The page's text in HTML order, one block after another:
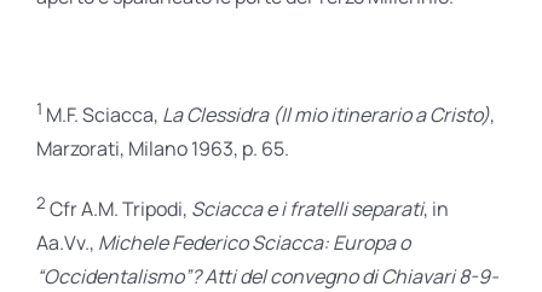
1 M.F. Sciacca, La Clessidra (Il mio itinerario a Cristo),
Marzorati, Milano 1963, p. 65.
2 Cfr A.M. Tripodi, Sciacca e i fratelli separati, in
Aa.Vv., Michele Federico Sciacca: Europa o
“Occidentalismo”? Atti del convegno di Chiavari 8-9-